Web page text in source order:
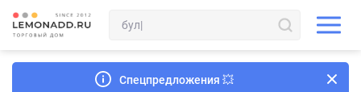
Спецпредложения 💥